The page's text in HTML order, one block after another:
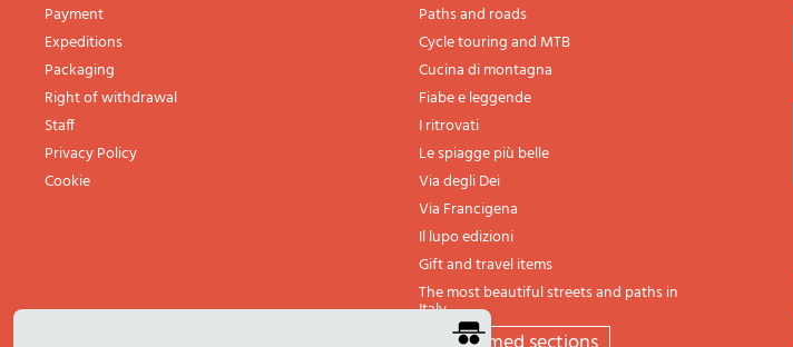
Payment
Expeditions
Packaging
Right of withdrawal
Staff
Privacy Policy
Cookie
Paths and roads
Cycle touring and MTB
Cucina di montagna
Fiabe e leggende
I ritrovati
Le spiagge più belle
Via degli Dei
Via Francigena
Il lupo edizioni
Gift and travel items
The most beautiful streets and paths in
Italy